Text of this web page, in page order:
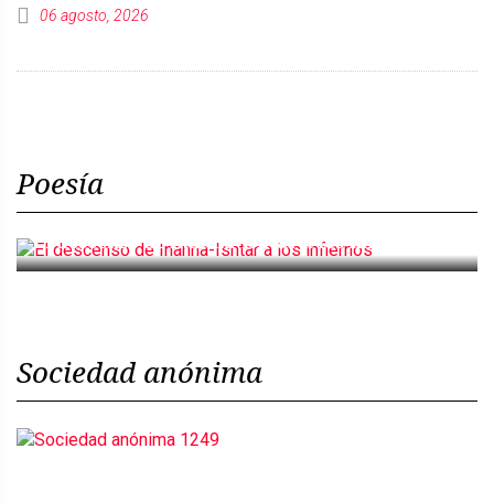
06 agosto, 2026
Poesía
El descenso de Inanna-Ishtar a los infiernos
Sociedad anónima